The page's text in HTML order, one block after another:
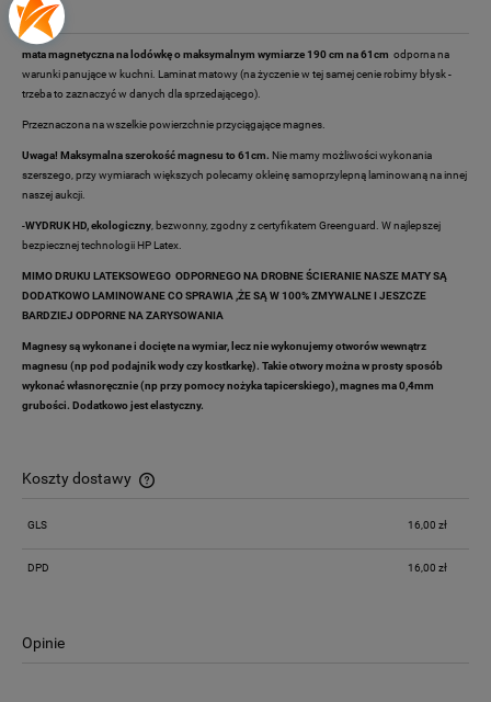
Opis
mata magnetyczna na lodówkę o maksymalnym wymiarze 190 cm na 61cm odporna na
warunki panujące w kuchni. Laminat matowy (na życzenie w tej samej cenie robimy błysk -
trzeba to zaznaczyć w danych dla sprzedającego).
Przeznaczona na wszelkie powierzchnie przyciągające magnes.
Uwaga! Maksymalna szerokość magnesu to 61cm. Nie mamy możliwości wykonania
szerszego, przy wymiarach większych polecamy okleinę samoprzylepną laminowaną na innej
naszej aukcji.
-WYDRUK HD, ekologiczny, bezwonny, zgodny z certyfikatem Greenguard. W najlepszej
bezpiecznej technologii HP Latex.
MIMO DRUKU LATEKSOWEGO ODPORNEGO NA DROBNE ŚCIERANIE NASZE MATY SĄ
DODATKOWO LAMINOWANE CO SPRAWIA ,ŻE SĄ W 100% ZMYWALNE I JESZCZE
BARDZIEJ ODPORNE NA ZARYSOWANIA
Magnesy są wykonane i docięte na wymiar, lecz nie wykonujemy otworów wewnątrz
magnesu (np pod podajnik wody czy kostkarkę). Takie otwory można w prosty sposób
wykonać własnoręcznie (np przy pomocy nożyka tapicerskiego), magnes ma 0,4mm
grubości. Dodatkowo jest elastyczny.
Koszty dostawy
Cena nie zawiera ewentualnych kosztów płatności
GLS 16,00 zł
DPD 16,00 zł
Opinie